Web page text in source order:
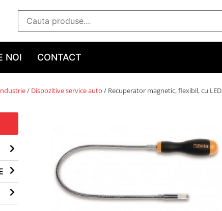
NOI CONTACT
/ Dispozitive service auto / Recuperator magnetic, flexibil, cu LED